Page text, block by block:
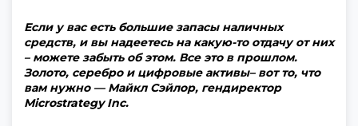
Если у вас есть большие запасы наличных
средств, и вы надеетесь на какую-то отдачу от них
– можете забыть об этом. Все это в прошлом.
Золото, серебро и цифровые активы– вот то, что
вам нужно — Майкл Сэйлор, гендиректор
Microstrategy Inc.